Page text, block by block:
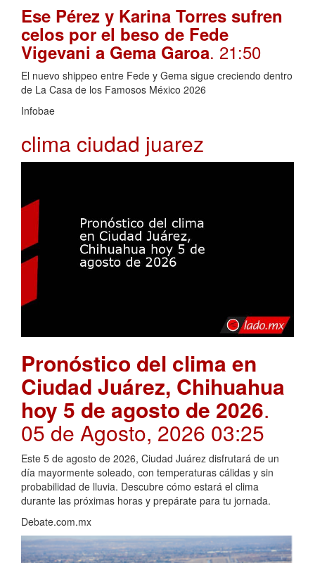
Ese Pérez y Karina Torres sufren
celos por el beso de Fede
Vigevani a Gema Garoa. 21:50
El nuevo shippeo entre Fede y Gema sigue creciendo dentro
de La Casa de los Famosos México 2026
Infobae
clima ciudad juarez
Pronóstico del clima en
Ciudad Juárez, Chihuahua
hoy 5 de agosto de 2026.
05 de Agosto, 2026 03:25
Este 5 de agosto de 2026, Ciudad Juárez disfrutará de un
día mayormente soleado, con temperaturas cálidas y sin
probabilidad de lluvia. Descubre cómo estará el clima
durante las próximas horas y prepárate para tu jornada.
Debate.com.mx